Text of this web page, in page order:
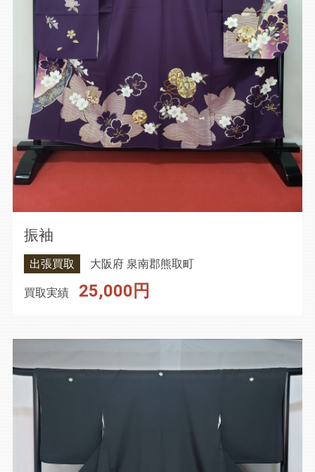
振袖
出張買取 大阪府 泉南郡熊取町
買取実績 25,000円